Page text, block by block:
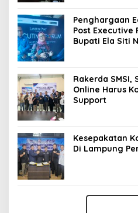
Penghargaan
Post Executive
Bupati Ela Siti
Rakerda SMSI,
Online Harus
Support
Kesepakatan
Di Lampung